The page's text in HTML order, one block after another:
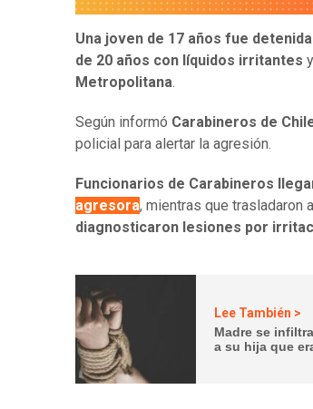
Una joven de 17 años fue
de 20 años con líquidos irritantes
Metropolitana.
Según informó Carabineros de
policial para alertar la agresión.
Funcionarios de Carabineros
agresora, mientras que trasladaron
diagnosticaron lesiones por
Lee También >
Madre se
a su hija que